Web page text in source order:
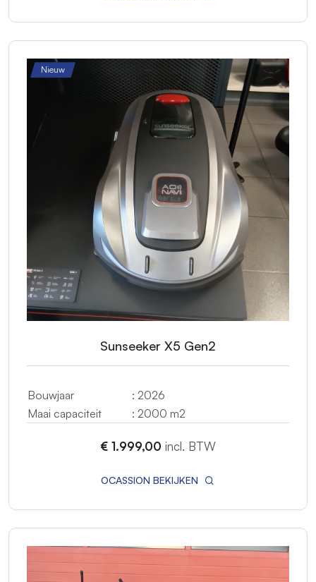
Nieuw
Sunseeker X5 Gen2
Bouwjaar
: 2026
Maai capaciteit
: 2000 m2
€ 1.999,00 incl. BTW
OCASSION BEKIJKEN